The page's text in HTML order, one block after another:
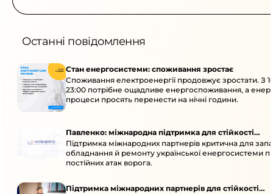
Останні повідомлення
Стан енергосистеми: споживання зростає
Споживання електроенергії продовжує зростати. З
23:00 потрібне ощадливе енергоспоживання, а
процеси просять перенести на нічні години.
Павленко: міжнародна підтримка для стійкості
енергосистеми
Підтримка міжнародних партнерів критична для
обладнання й ремонту української енергосистеми
постійних атак ворога.
Підтримка міжнародних партнерів для стійкості